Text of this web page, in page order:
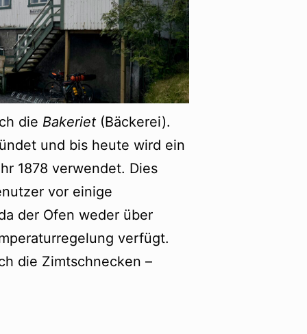
die Bakeriet (Bäckerei).
und bis heute wird ein
1878 verwendet. Dies
vor einige
der Ofen weder über
verfügt.
die Zimtschnecken –